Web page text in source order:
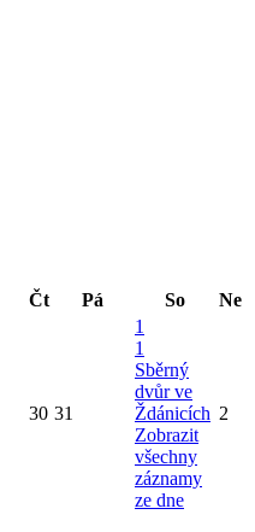
Čt Pá So Ne
30 31
1
1
Sběrný
dvůr ve
Ždánicích
Zobrazit
všechny
záznamy
ze dne
2